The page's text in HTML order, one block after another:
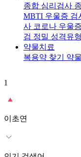
종합 심리검사
MBTI 우울증 검
사 코로나 우울
검 정밀 성격유
약물치료
복용약 찾기 약
1
이초연